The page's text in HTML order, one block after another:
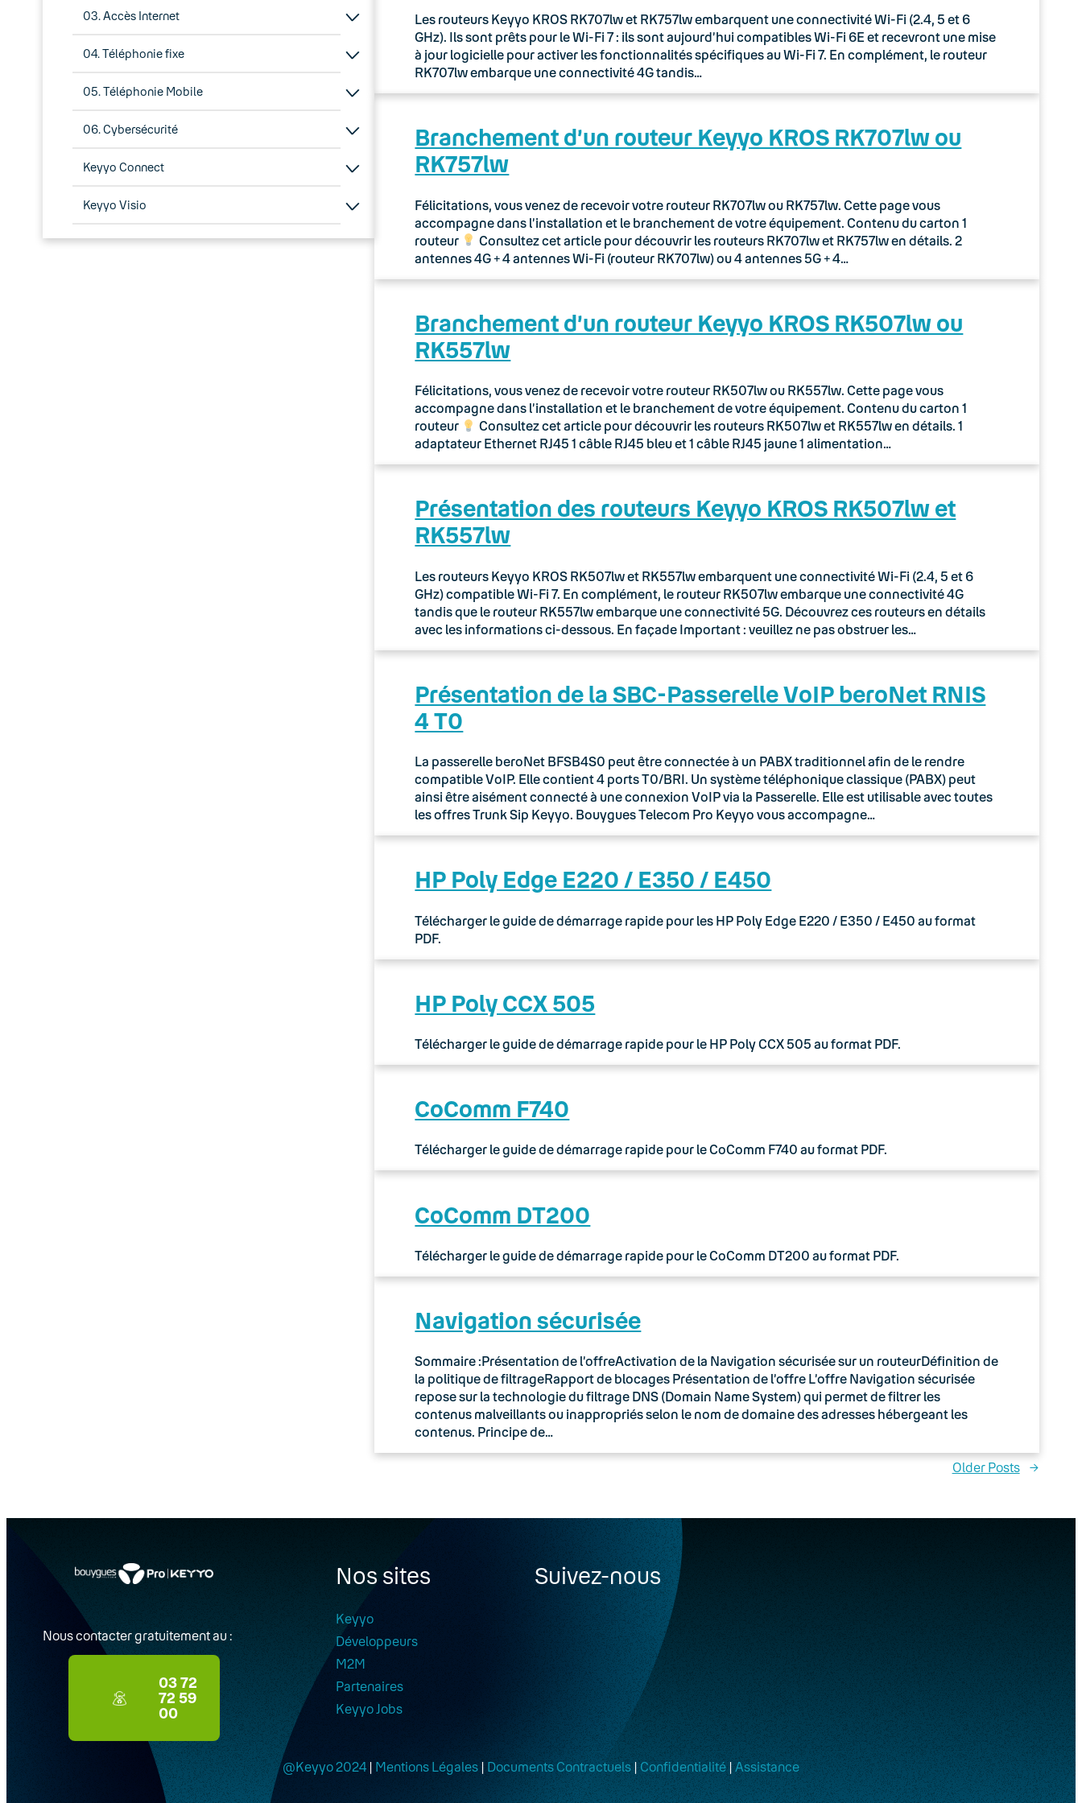
03. Accès Internet
04. Téléphonie fixe
05. Téléphonie Mobile
06. Cybersécurité
Keyyo Connect
Keyyo Visio
Les routeurs Keyyo KROS RK707lw et RK757lw embarquent une connectivité Wi-Fi (2.4, 5 et 6
GHz). Ils sont prêts pour le Wi-Fi 7 : ils sont aujourd’hui compatibles Wi-Fi 6E et recevront une mise
à jour logicielle pour activer les fonctionnalités spécifiques au Wi-Fi 7. En complément, le routeur
RK707lw embarque une connectivité 4G tandis…
Branchement d’un routeur Keyyo KROS RK707lw ou
RK757lw
Félicitations, vous venez de recevoir votre routeur RK707lw ou RK757lw. Cette page vous
accompagne dans l’installation et le branchement de votre équipement. Contenu du carton 1
routeur
Consultez cet article pour découvrir les routeurs RK707lw et RK757lw en détails. 2
antennes 4G + 4 antennes Wi-Fi (routeur RK707lw) ou 4 antennes 5G + 4…
Branchement d’un routeur Keyyo KROS RK507lw ou
RK557lw
Félicitations, vous venez de recevoir votre routeur RK507lw ou RK557lw. Cette page vous
accompagne dans l’installation et le branchement de votre équipement. Contenu du carton 1
routeur
Consultez cet article pour découvrir les routeurs RK507lw et RK557lw en détails. 1
adaptateur Ethernet RJ45 1 câble RJ45 bleu et 1 câble RJ45 jaune 1 alimentation…
Présentation des routeurs Keyyo KROS RK507lw et
RK557lw
Les routeurs Keyyo KROS RK507lw et RK557lw embarquent une connectivité Wi-Fi (2.4, 5 et 6
GHz) compatible Wi-Fi 7. En complément, le routeur RK507lw embarque une connectivité 4G
tandis que le routeur RK557lw embarque une connectivité 5G. Découvrez ces routeurs en détails
avec les informations ci-dessous. En façade Important : veuillez ne pas obstruer les…
Présentation de la SBC-Passerelle VoIP beroNet RNIS
4 T0
La passerelle beroNet BFSB4S0 peut être connectée à un PABX traditionnel afin de le rendre
compatible VoIP. Elle contient 4 ports T0/BRI. Un système téléphonique classique (PABX) peut
ainsi être aisément connecté à une connexion VoIP via la Passerelle. Elle est utilisable avec toutes
les offres Trunk Sip Keyyo. Bouygues Telecom Pro Keyyo vous accompagne…
HP Poly Edge E220 / E350 / E450
Télécharger le guide de démarrage rapide pour les HP Poly Edge E220 / E350 / E450 au format
PDF.
HP Poly CCX 505
Télécharger le guide de démarrage rapide pour le HP Poly CCX 505 au format PDF.
CoComm F740
Télécharger le guide de démarrage rapide pour le CoComm F740 au format PDF.
CoComm DT200
Télécharger le guide de démarrage rapide pour le CoComm DT200 au format PDF.
Navigation sécurisée
Sommaire :Présentation de l’offreActivation de la Navigation sécurisée sur un routeurDéfinition de
la politique de filtrageRapport de blocages Présentation de l’offre L’offre Navigation sécurisée
repose sur la technologie du filtrage DNS (Domain Name System) qui permet de filtrer les
contenus malveillants ou inappropriés selon le nom de domaine des adresses hébergeant les
contenus. Principe de…
Older Posts →
Nous contacter gratuitement au :
03 72
72 59
00
Nos sites
Keyyo
Développeurs
M2M
Partenaires
Keyyo Jobs
Suivez-nous
@Keyyo 2024| Mentions Légales | Documents Contractuels|Confidentialité|Assistance